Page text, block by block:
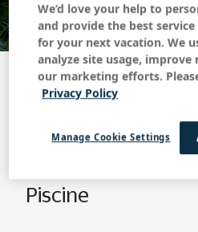
Retour à toutes les
Balcon Supérieur
Piscine
We’d love your help to
and provide the best
for your next vacation. We
analyze site usage, improve
our marketing efforts.
Privacy Policy
Manage Cookie Settings